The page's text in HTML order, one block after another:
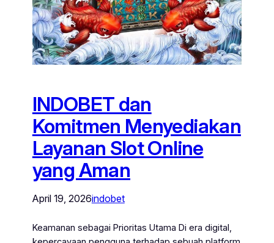
INDOBET dan
Komitmen Menyediakan
Layanan Slot Online
yang Aman
April 19, 2026indobet
Keamanan sebagai Prioritas Utama Di era digital,